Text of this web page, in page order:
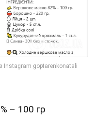
– 100 гр